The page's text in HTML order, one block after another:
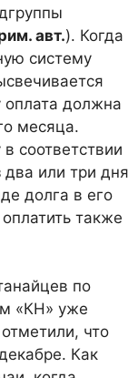
авт.). Когда
систему
должна
месяца.
соответствии
или три дня
долга в его
также
по
«КН» уже
что
Как